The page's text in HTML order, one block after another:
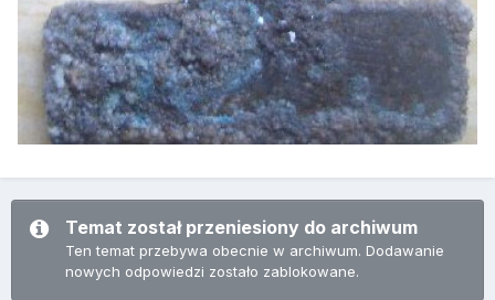
Temat został przeniesiony do archiwum
Ten temat przebywa obecnie w archiwum. Dodawanie
nowych odpowiedzi zostało zablokowane.